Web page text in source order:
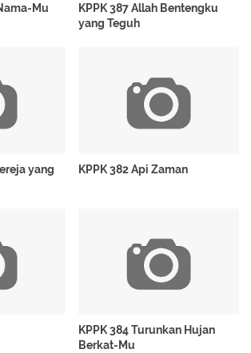
Mu
KPPK 387 Allah Bentengku
yang Teguh
yang
KPPK 382 Api Zaman
KPPK 384 Turunkan Hujan
Berkat-Mu